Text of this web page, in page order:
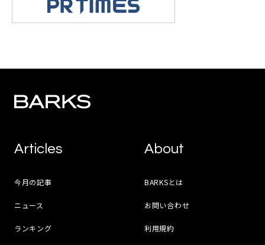
Articles
今月の記事
ニュース
ランキング
About
BARKSとは
お問い合わせ
利用規約